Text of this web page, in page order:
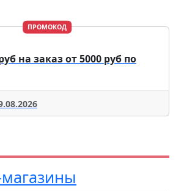
ПРОМОКОД
на заказ от 5000 руб по